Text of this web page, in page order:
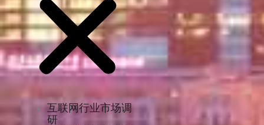
互联网行业市场调
研